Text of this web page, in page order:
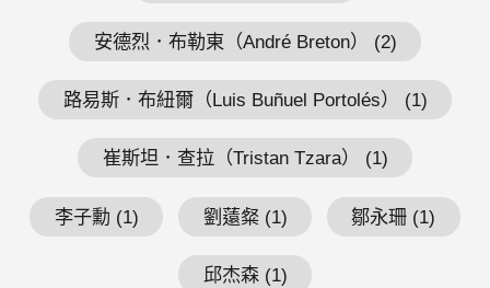
安德烈．布勒東（André Breton） (2)
路易斯．布紐爾（Luis Buñuel Portolés） (1)
崔斯坦．查拉（Tristan Tzara） (1)
李子勳 (1) 劉薳粲 (1) 鄒永珊 (1)
邱杰森 (1)